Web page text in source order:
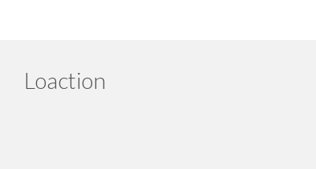
Loaction